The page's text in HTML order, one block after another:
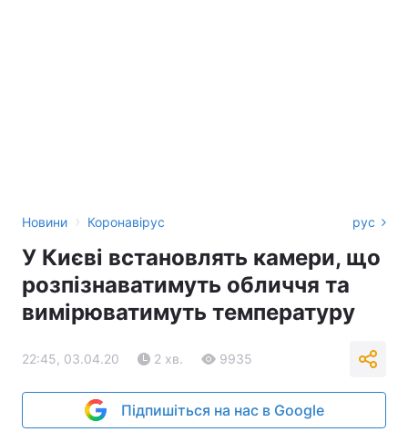
Новини › Коронавірус рус
У Києві встановлять камери, що
розпізнаватимуть обличчя та
вимірюватимуть температуру
22:45, 03.04.20 2 хв. 9935
Підпишіться на нас в Google